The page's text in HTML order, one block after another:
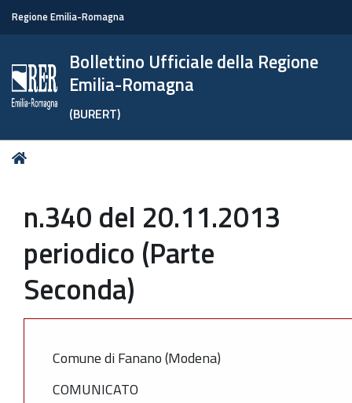
Regione Emilia-Romagna
Bollettino Ufficiale della Regione
Emilia-Romagna
(BURERT)
Tu
n.340 del 20.11.2013
periodico (Parte
Seconda)
Comune di Fanano (Modena)
COMUNICATO